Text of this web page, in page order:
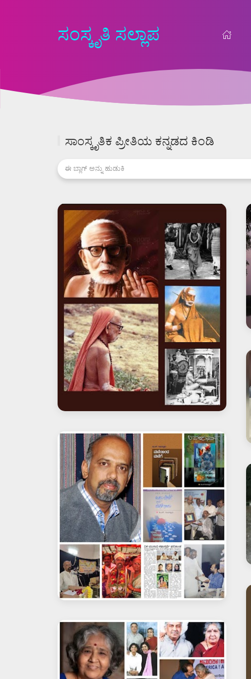
ಸಂಸ್ಕೃತಿ ಸಲ್ಲಾಪ
ಸಾಂಸ್ಕೃತಿಕ ಪ್ರೀತಿಯ ಕನ್ನಡದ ಕಿಂಡಿ